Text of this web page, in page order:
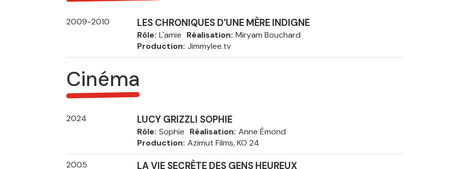
2009-2010 LES CHRONIQUES D'UNE MÈRE INDIGNE
Rôle L'amie Réalisation Miryam Bouchard
Production Jimmylee.tv
Cinéma
2024 LUCY GRIZZLI SOPHIE
Rôle Sophie Réalisation Anne Émond
Production Azimut Films, KO 24
2005 LA VIE SECRÈTE DES GENS HEUREUX